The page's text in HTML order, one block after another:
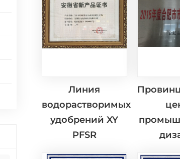
Линия
водорастворимых
удобрений XY
PFSR